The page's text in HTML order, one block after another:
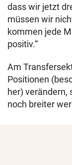
dass wir jetzt
müssen wir
kommen jede
positiv.“
Am
Positionen
her) verändern,
noch breiter